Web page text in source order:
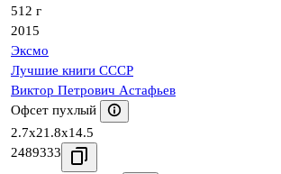
512 г
2015
Эксмо
Лучшие книги СССР
Виктор Петрович Астафьев
Офсет пухлый
2.7x21.8x14.5
2489333